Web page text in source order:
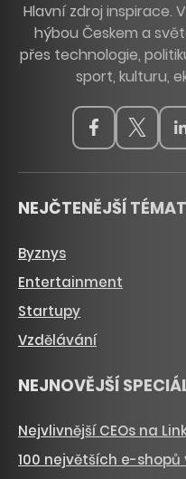
Hlavní zdroj inspirace.
hýbou Českem a
přes technologie,
sport, kulturu,
NEJČTENĚJŠÍ
Byznys
Entertainment
Startupy
Vzdělávání
NEJNOVĚJŠÍ
Nejvlivnější CEOs na
100 největších e-shopů